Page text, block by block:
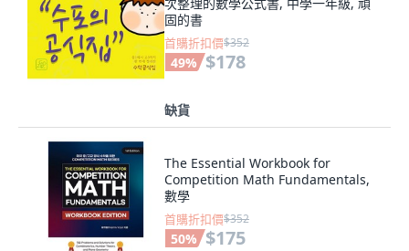
固的書
首購折扣價$352
49% $178
缺貨
The Essential Workbook for
Competition Math Fundamentals,
數學
首購折扣價$352
50% $175